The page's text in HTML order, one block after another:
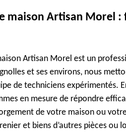
maison Artisan Morel :
Artisan Morel est un
et ses environs, nous
de techniciens expérimentés.
en mesure de répondre
de votre maison ou
et biens d’autres pièces ou